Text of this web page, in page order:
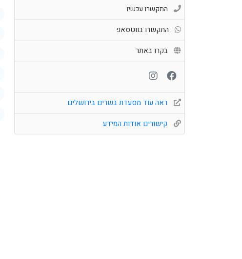
התקשרו עכשיו
התקשרו בווטסאפ
בקרו באתר
ראה עוד מסעדת בשרים בירושלים
קישורים אודות המידע